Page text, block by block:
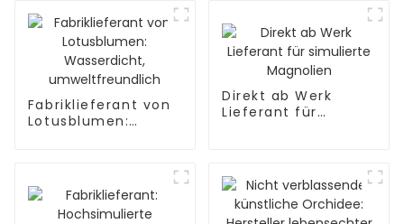
Fabriklieferant von
Lotusblumen:
Direkt ab Werk
Lieferant für